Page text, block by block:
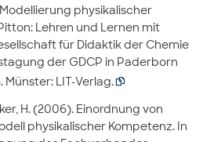
physikalischer
Lehren und Lernen mit
für Didaktik der Chemie
der GDCP in Paderborn
Münster: LIT-Verlag.
H. (2006). Einordnung von
physikalischer Kompetenz. In